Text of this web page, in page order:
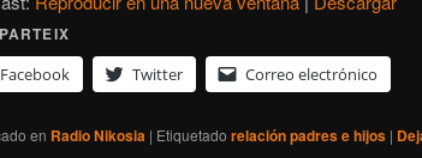
Facebook
Twitter Correo electrónico
en Radio Nikosia | Etiquetado relación padres e hijos |